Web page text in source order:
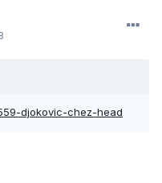
djokovic-chez-head